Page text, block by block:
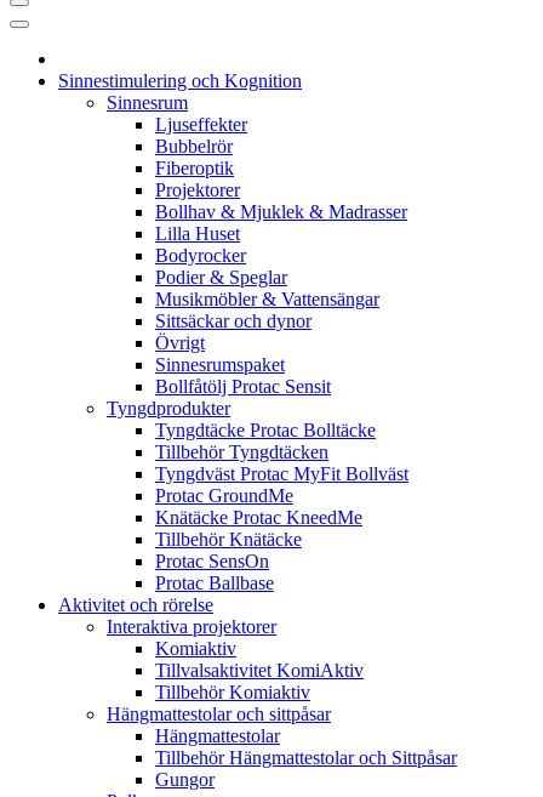
Sinnestimulering och Kognition
Sinnesrum
Ljuseffekter
Bubbelrör
Fiberoptik
Projektorer
Bollhav & Mjuklek & Madrasser
Lilla Huset
Bodyrocker
Podier & Speglar
Musikmöbler & Vattensängar
Sittsäckar och dynor
Övrigt
Sinnesrumspaket
Bollfåtölj Protac Sensit
Tyngdprodukter
Tyngdtäcke Protac Bolltäcke
Tillbehör Tyngdtäcken
Tyngdväst Protac MyFit Bollväst
Protac GroundMe
Knätäcke Protac KneedMe
Tillbehör Knätäcke
Protac SensOn
Protac Ballbase
Aktivitet och rörelse
Interaktiva projektorer
Komiaktiv
Tillvalsaktivitet KomiAktiv
Tillbehör Komiaktiv
Hängmattestolar och sittpåsar
Hängmattestolar
Tillbehör Hängmattestolar och Sittpåsar
Gungor